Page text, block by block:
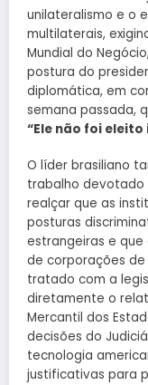
unilateralismo e o
multilaterais,
Mundial do
postura do
diplomática, em
semana passada,
“Ele não foi
O líder brasiliano
trabalho devotado
realçar que as
posturas
estrangeiras e
de corporações
tratado com a
diretamente o
Mercantil dos
decisões do
tecnologia
justificativas para